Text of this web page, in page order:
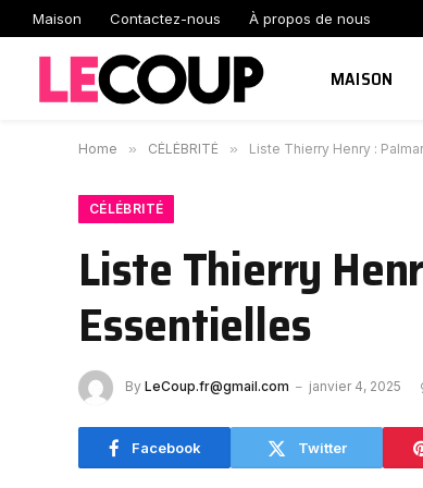
Maison Contactez-nous À propos de nous
MAISON
Home » CÉLÉBRITÉ » Liste Thierry Henry :
CÉLÉBRITÉ
Liste Thierry
Essentielles
By LeCoup.fr@gmail.com janvier 4, 2025
Facebook Twitter